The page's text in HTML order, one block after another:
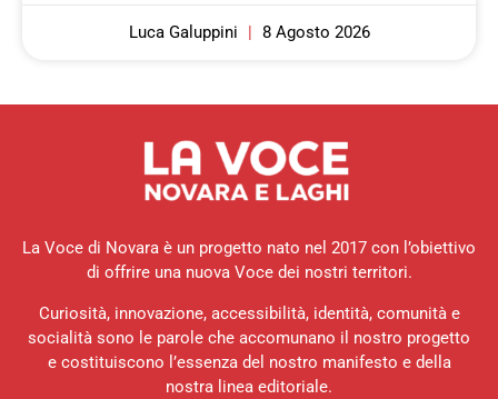
Luca Galuppini 8 Agosto 2026
La Voce di Novara è un progetto nato nel 2017 con l’obiettivo
di offrire una nuova Voce dei nostri territori.
Curiosità, innovazione, accessibilità, identità, comunità e
socialità sono le parole che accomunano il nostro progetto
e costituiscono l’essenza del nostro manifesto e della
nostra linea editoriale.